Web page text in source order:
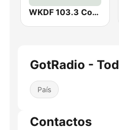
WKDF 103.3 Country
GotRadio -
País
Contactos